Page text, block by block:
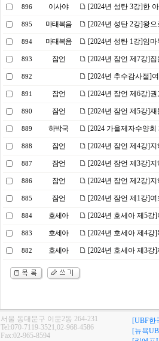
896 이사야 [2024년 성탄 3강]한
895 마태복음 [2024년 성탄 2강]왕
894 마태복음 [2024년 성탄 1강]임
893 잠언 [2024년 잠언 제7강]
892 [2024년 추수감사절]
891 잠언 [2024년 잠언 제6강]
890 잠언 [2024년 잠언 제5강]
889 하박국 [2024 가을제자수양
888 잠언 [2024년 잠언 제4강]
887 잠언 [2024년 잠언 제3강]
886 잠언 [2024년 잠언 제2강]
885 잠언 [2024년 잠언 제1강]
884 호세아 [2024년 호세아 제5강
883 호세아 [2024년 호세아 제4강
882 호세아 [2024년 호세아 제3
서울 동대문구 이문2동 264-231
Tel:070-7119-3521,02-968-4586
Fax:02-965-8594
[UBF한
[뉴욕